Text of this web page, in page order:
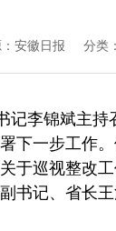
安徽日报 分类
记李锦斌主
下一步工作
于巡视整改
书记、省长